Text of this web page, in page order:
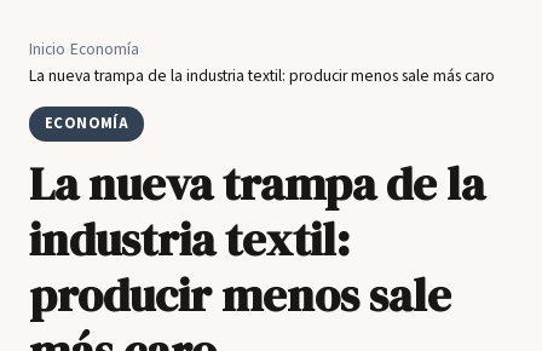
Inicio Economía
La nueva trampa de la industria textil: producir menos sale más caro
ECONOMÍA
La nueva trampa de la
industria textil:
producir menos sale